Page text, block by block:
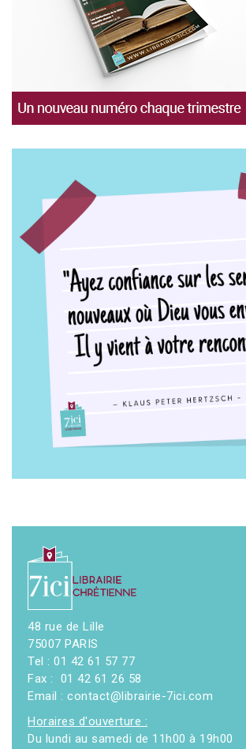
48 rue de Lille
75007 PARIS
Tel : 01 42 61 57 77
Fax : 01 42 61 26 58
Email : contact@librairie-7ici.com
Horaires d'ouverture :
Du lundi au samedi de 11h00 à 19h00